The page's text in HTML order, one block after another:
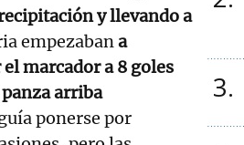
y llevando a
empezabana
marcador a 8 goles
arriba
ponerse por
3